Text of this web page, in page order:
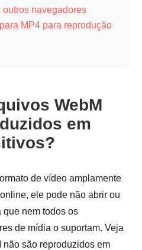
navegadores
MP4 para reprodução
WebM
em
de vídeo amplamente
ele pode não abrir ou
que nem todos os
de mídia o suportam. Veja
não são reproduzidos em